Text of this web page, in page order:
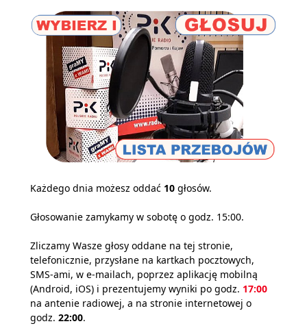
Każdego dnia możesz oddać 10 głosów.
Głosowanie zamykamy w sobotę o godz. 15:00.
Zliczamy Wasze głosy oddane na tej stronie,
telefonicznie, przysłane na kartkach pocztowych,
SMS-ami, w e-mailach, poprzez aplikację mobilną
(Android, iOS) i prezentujemy wyniki po godz. 17:00
na antenie radiowej, a na stronie internetowej o
godz. 22:00.